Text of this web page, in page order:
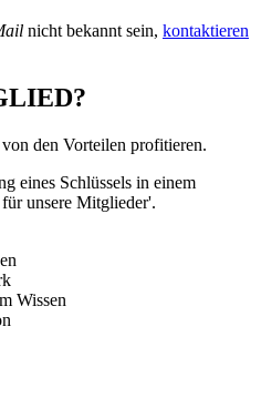
nicht bekannt sein, kontaktieren
den Vorteilen profitieren.
Wissen